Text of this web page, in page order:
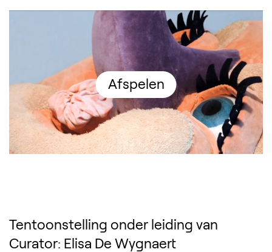
Afspelen
Tentoonstelling onder leiding van
Curator: Elisa De Wygnaert